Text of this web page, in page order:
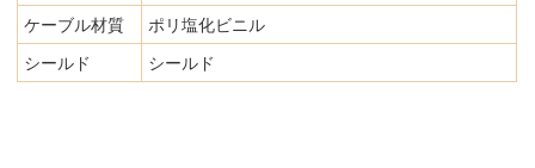
ケーブル材質
ポリ塩化ビニル
シールド
シールド